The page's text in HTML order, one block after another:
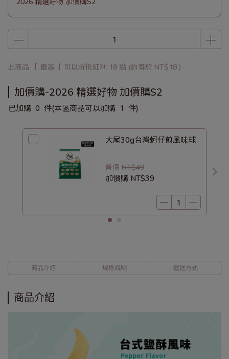
此商品 「 最高 」可以折抵紅利 18 點 (約等於 NT$18 )
加價購-2026 精選好物 加價購S2
已加購 0 件(本區商品可以加購 1 件)
大尾30g台灣蚵仔煎風味球
售價 NT$49
加價購 NT$39
商品介紹 規格說明 運送方式
商品介紹